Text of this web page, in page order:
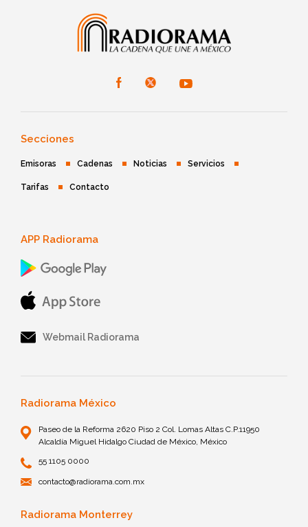
Secciones
Emisoras Cadenas Noticias Servicios
Tarifas Contacto
APP Radiorama
Webmail Radiorama
Radiorama México
Paseo de la Reforma 2620 Piso 2 Col. Lomas Altas C.P.11950
Alcaldía Miguel Hidalgo Ciudad de México, México
55 1105 0000
contacto@radiorama.com.mx
Radiorama Monterrey